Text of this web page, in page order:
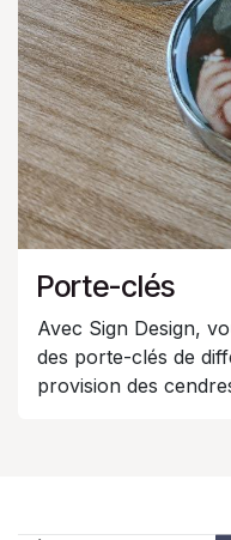
Porte-clés
Avec Sign Design,
des porte-clés de
provision des